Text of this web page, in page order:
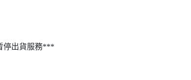
停出貨服務***